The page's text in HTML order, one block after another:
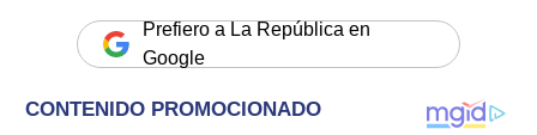
Prefiero a La República en
Google